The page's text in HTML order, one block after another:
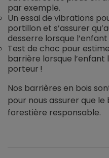
par exemple.
Un essai de vibrations
portillon et s’assurer
desserre lorsque
Test de choc pour
barrière lorsque
porteur !
Nos barrières en bois
pour nous assurer que le
forestière responsable.